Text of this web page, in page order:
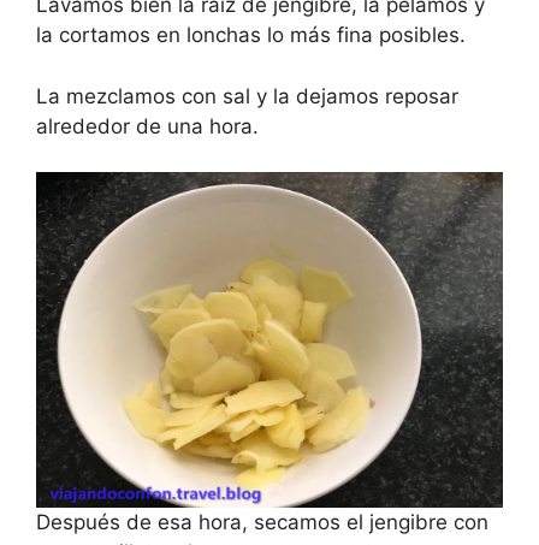
Lavamos bien la raíz de jengibre, la pelamos y
la cortamos en lonchas lo más fina posibles.
La mezclamos con sal y la dejamos reposar
alrededor de una hora.
Después de esa hora, secamos el jengibre con